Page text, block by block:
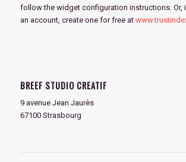
follow the widget configuration instructions. Or,
an account, create one for free at
BREEF STUDIO CREATIF
9 avenue Jean Jaurès
67100 Strasbourg